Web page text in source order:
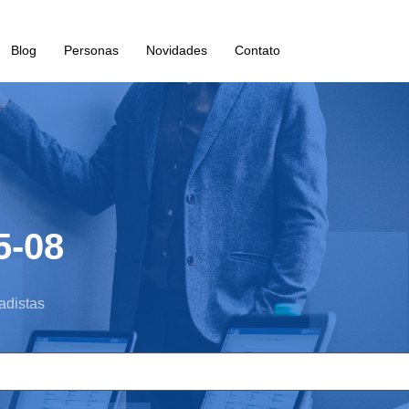
Blog Personas Novidades Contato
08